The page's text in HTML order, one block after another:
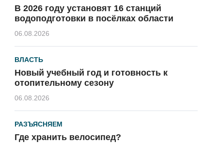
В 2026 году установят 16 станций
водоподготовки в посёлках области
06.08.2026
ВЛАСТЬ
Новый учебный год и готовность к
отопительному сезону
06.08.2026
РАЗЪЯСНЯЕМ
Где хранить велосипед?